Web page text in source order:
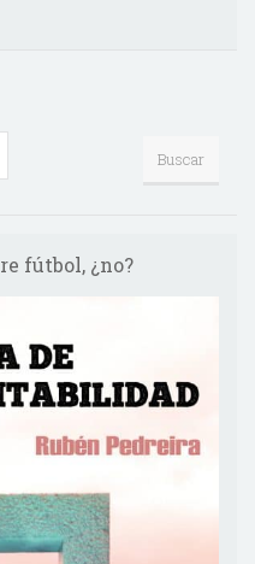
fútbol, ¿no?